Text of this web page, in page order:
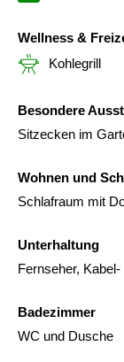
Wellness &
Kohlegrill
Besondere
Sitzecken im
Wohnen und
Schlafraum mit
Unterhaltung
Fernseher,
Badezimmer
WC und Dusche